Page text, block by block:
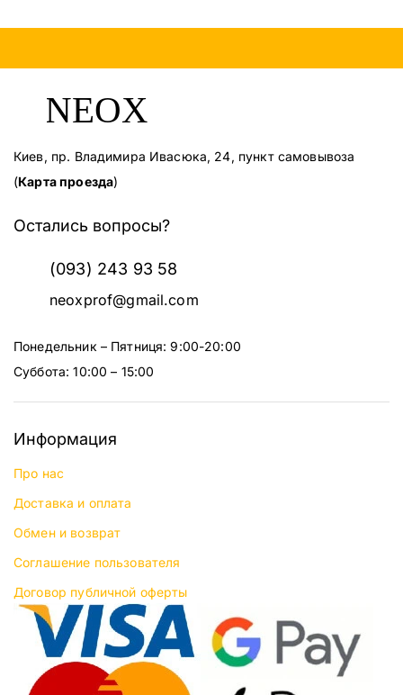
Киев, пр. Владимира Ивасюка, 24, пункт самовывоза
(Карта проезда)
Остались вопросы?
(093) 243 93 58
neoxprof@gmail.com
Понедельник – Пятниця: 9:00-20:00
Суббота: 10:00 – 15:00
Информация
Про нас
Доставка и оплата
Обмен и возврат
Соглашение пользователя
Договор публичной оферты